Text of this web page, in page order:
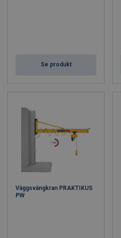
Se produkt
Väggsvängkran PRAKTIKUS
PW